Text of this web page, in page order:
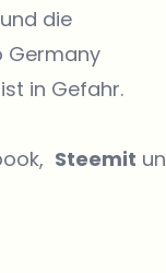
die
Germany
in Gefahr.
Steemit